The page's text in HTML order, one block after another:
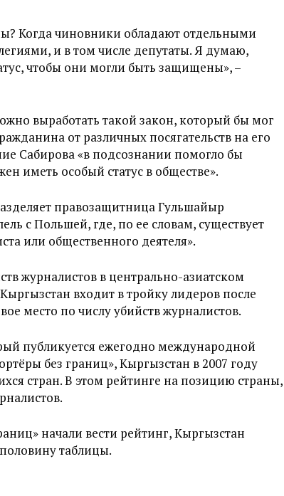
Когда чиновники обладают отдельными
и в том числе депутаты. Я думаю,
чтобы они могли быть защищены», –
выработать такой закон, который бы мог
от различных посягательств на его
Сабирова «в подсознании помогло бы
иметь особый статус в обществе».
правозащитница Гульшайыр
с Польшей, где, по ее словам, существует
или общественного деятеля».
журналистов в центрально-азиатском
входит в тройку лидеров после
место по числу убийств журналистов.
публикуется ежегодно международной
без границ», Кыргызстан в 2007 году
стран. В этом рейтинге на позицию страны,
начали вести рейтинг, Кыргызстан
таблицы.